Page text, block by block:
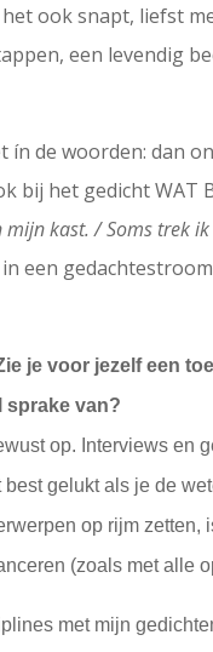
ook snapt, liefst
een levendig
de woorden: dan
het gedicht WAT
kast. / Soms trek
een
je voor jezelf een
sprake van?
op. Interviews en
gelukt als je de
op rijm
(zoals met alle
met mijn